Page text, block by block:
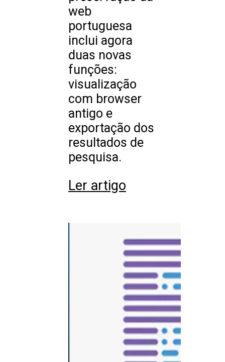
web
portuguesa
inclui agora
duas novas
funções:
visualização
com browser
antigo e
exportação dos
resultados de
pesquisa.
Ler artigo